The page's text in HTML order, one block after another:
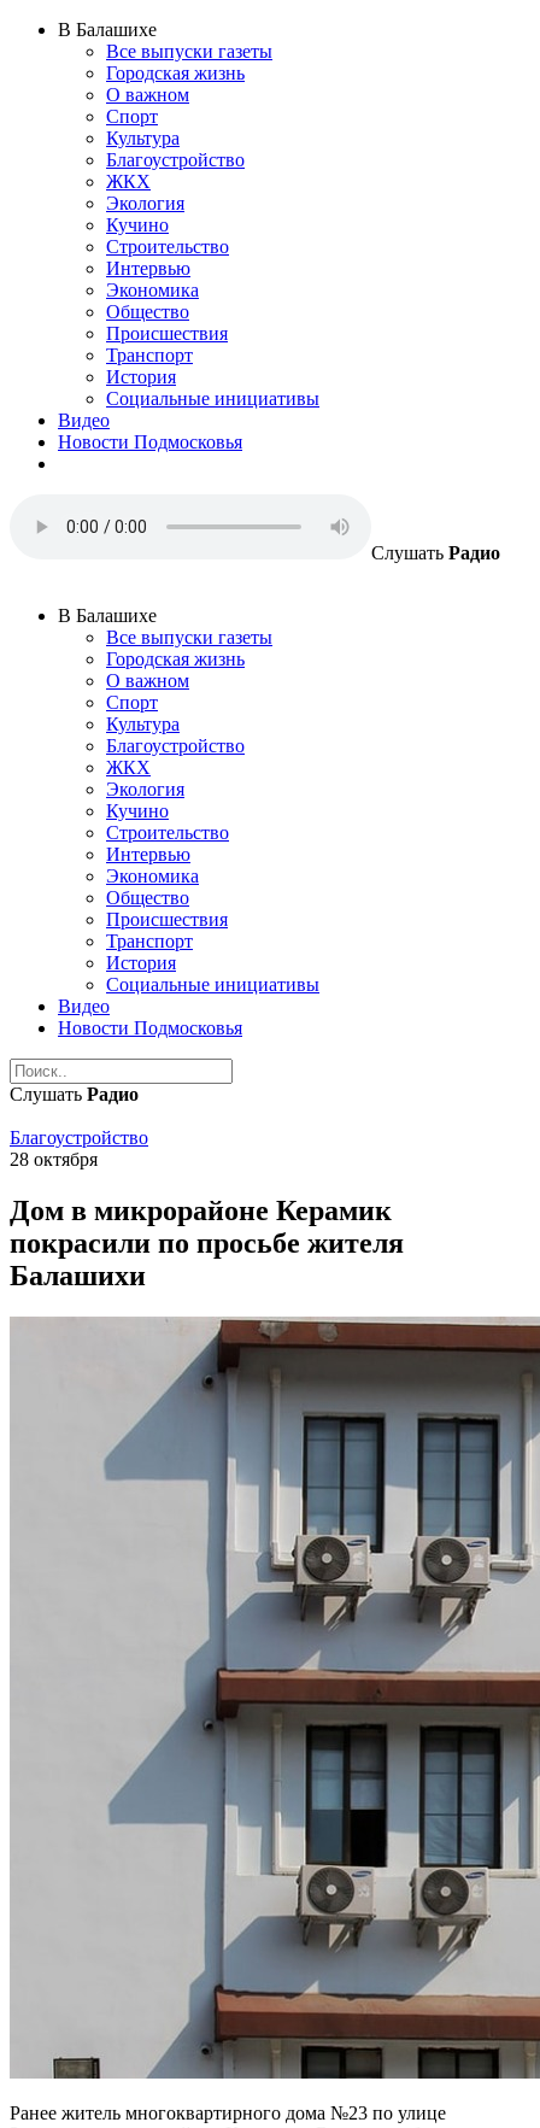
В Балашихе
Все выпуски газеты
Городская жизнь
О важном
Спорт
Культура
Благоустройство
ЖКХ
Экология
Кучино
Строительство
Интервью
Экономика
Общество
Происшествия
Транспорт
История
Социальные инициативы
Видео
Новости Подмосковья
Слушать Радио
В Балашихе
Все выпуски газеты
Городская жизнь
О важном
Спорт
Культура
Благоустройство
ЖКХ
Экология
Кучино
Строительство
Интервью
Экономика
Общество
Происшествия
Транспорт
История
Социальные инициативы
Видео
Новости Подмосковья
Слушать Радио
Благоустройство
28 октября
Дом в микрорайоне Керамик
покрасили по просьбе жителя
Балашихи
Ранее житель многоквартирного дома №23 по улице